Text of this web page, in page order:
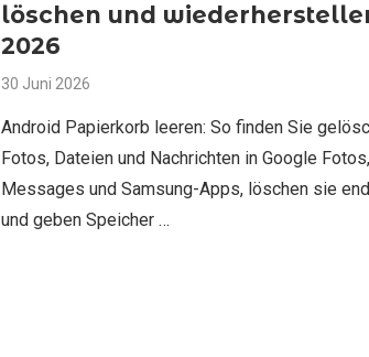
löschen und
2026
30 Juni 2026
Android Papierkorb leeren: So finden Sie
Fotos, Dateien und Nachrichten in Google
Messages und Samsung-Apps, löschen sie
und geben Speicher …